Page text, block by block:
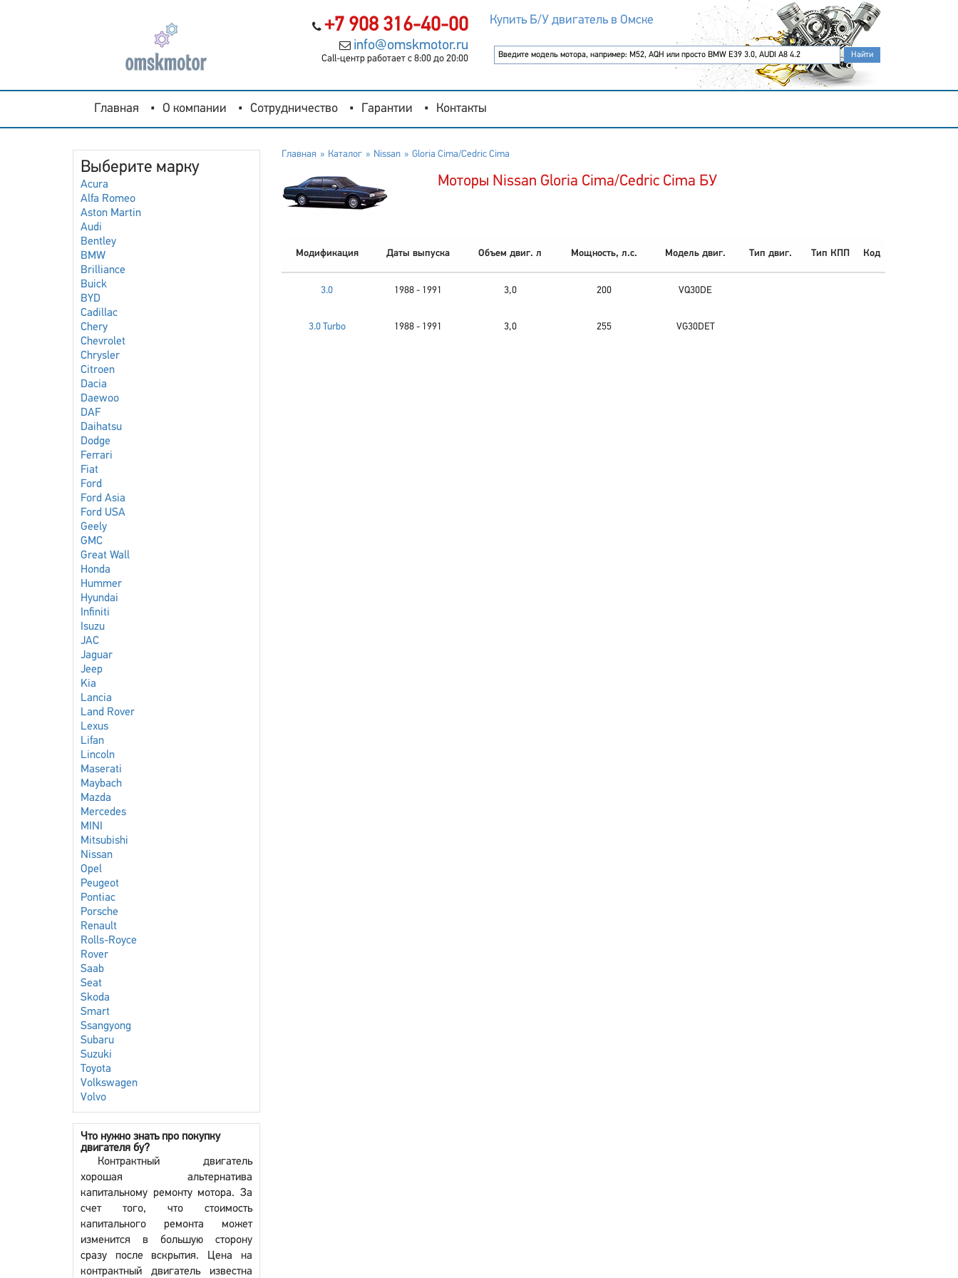
+7 908 316-40-00
info@omskmotor.ru
Call-центр работает с 8:00 до 20:00
Купить Б/У двигатель в Омске
Главная О компании Сотрудничество Гарантии Контакты
Выберите марку
Acura
Alfa Romeo
Aston Martin
Audi
Bentley
BMW
Brilliance
Buick
BYD
Cadillac
Chery
Chevrolet
Chrysler
Citroen
Dacia
Daewoo
DAF
Daihatsu
Dodge
Ferrari
Fiat
Ford
Ford Asia
Ford USA
Geely
GMC
Great Wall
Honda
Hummer
Hyundai
Infiniti
Isuzu
JAC
Jaguar
Jeep
Kia
Lancia
Land Rover
Lexus
Lifan
Lincoln
Maserati
Maybach
Mazda
Mercedes
MINI
Mitsubishi
Nissan
Opel
Peugeot
Pontiac
Porsche
Renault
Rolls-Royce
Rover
Saab
Seat
Skoda
Smart
Ssangyong
Subaru
Suzuki
Toyota
Volkswagen
Volvo
Что нужно знать про покупку
двигателя бу?
Контрактный двигатель
хорошая альтернатива
капитальному ремонту мотора. За
счет того, что стоимость
капитального ремонта может
изменится в большую сторону
сразу после вскрытия. Цена на
контрактный двигатель известна
Главная Каталог Nissan Gloria Cima/Cedric Cima
Моторы Nissan Gloria Cima/Cedric Cima БУ
Модификация Даты выпуска Объем двиг. л Мощность, л.с. Модель двиг. Тип двиг. Тип КПП Код
3.0 1988 - 1991 3,0 200 VQ30DE
3.0 Turbo 1988 - 1991 3,0 255 VG30DET